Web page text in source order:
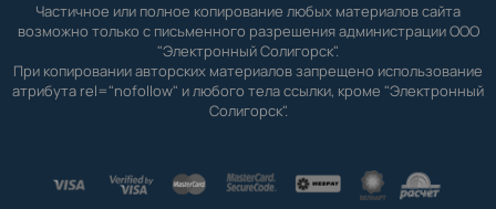
Частичное или полное копирование любых материалов сайта
возможно только с письменного разрешения администрации ООО
"Электронный Солигорск".
При копировании авторских материалов запрещено использование
атрибута rel="nofollow" и любого тела ссылки, кроме "Электронный
Солигорск".